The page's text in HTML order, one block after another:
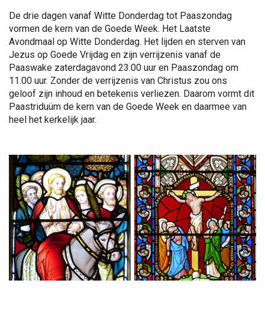
De drie dagen vanaf Witte Donderdag tot Paaszondag
vormen de kern van de Goede Week. Het Laatste
Avondmaal op Witte Donderdag. Het lijden en sterven van
Jezus op Goede Vrijdag en zijn verrijzenis vanaf de
Paaswake zaterdagavond 23.00 uur en Paaszondag om
11.00 uur. Zonder de verrijzenis van Christus zou ons
geloof zijn inhoud en betekenis verliezen. Daarom vormt dit
Paastriduüm de kern van de Goede Week en daarmee van
heel het kerkelijk jaar.